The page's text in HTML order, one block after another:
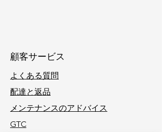
顧客サービス
よくある質問
配達と返品
メンテナンスのアドバイス
GTC